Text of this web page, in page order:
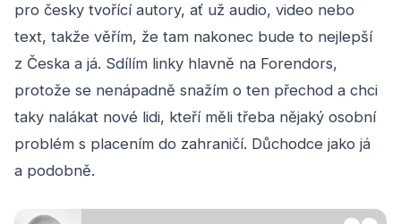
pro česky tvořící autory, ať už audio, video nebo
text, takže věřím, že tam nakonec bude to nejlepší
z Česka a já. Sdílím linky hlavně na Forendors,
protože se nenápadně snažím o ten přechod a chci
taky nalákat nové lidi, kteří měli třeba nějaký osobní
problém s placením do zahraničí. Důchodce jako já
a podobně.